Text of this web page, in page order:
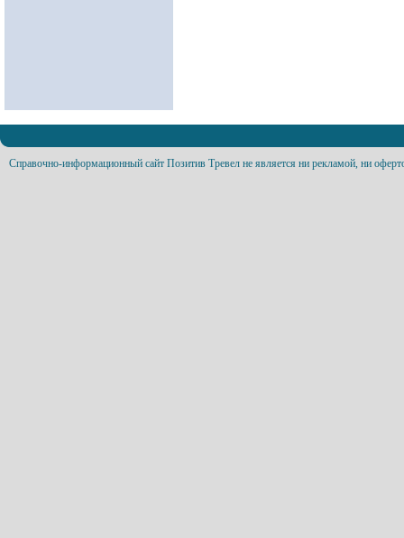
Справочно-информационный сайт Позитив Тревел не является ни рекламой, ни